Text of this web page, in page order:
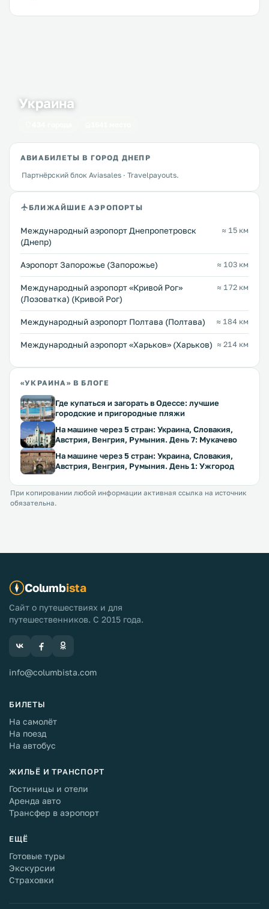
Украина
АВИАБИЛЕТЫ В ГОРОД ДНЕПР
Партнёрский блок Aviasales · Travelpayouts.
БЛИЖАЙШИЕ АЭРОПОРТЫ
Международный аэропорт Днепропетровск
(Днепр)
≈ 15 км
Аэропорт Запорожье (Запорожье) ≈ 103 км
Международный аэропорт «Кривой Рог»
(Лозоватка) (Кривой Рог)
≈ 172 км
Международный аэропорт Полтава (Полтава) ≈ 184 км
Международный аэропорт «Харьков» (Харьков) ≈ 214 км
«УКРАИНА» В БЛОГЕ
Где купаться и загорать в Одессе: лучшие
городские и пригородные пляжи
На машине через 5 стран: Украина, Словакия,
Австрия, Венгрия, Румыния. День 7: Мукачево
На машине через 5 стран: Украина, Словакия,
Австрия, Венгрия, Румыния. День 1: Ужгород
При копировании любой информации активная ссылка на источник
обязательна.
Columbista
Сайт о путешествиях и для
путешественников. С 2015 года.
info@columbista.com
БИЛЕТЫ
На самолёт
На поезд
На автобус
ЖИЛЬЁ И ТРАНСПОРТ
Гостиницы и отели
Аренда авто
Трансфер в аэропорт
ЕЩЁ
Готовые туры
Экскурсии
Страховки